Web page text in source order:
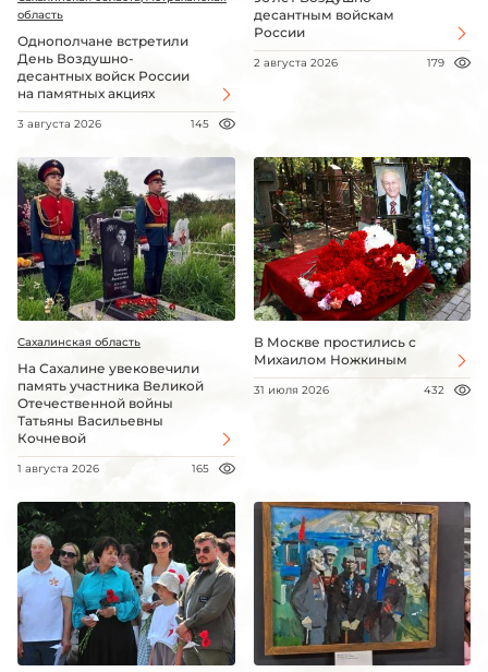
область
Однополчане встретили
День Воздушно-
десантных войск России
на памятных акциях
3 августа 2026 145
десантным войскам
России
2 августа 2026 179
Сахалинская область
На Сахалине увековечили
память участника Великой
Отечественной войны
Татьяны Васильевны
Кочневой
1 августа 2026 165
В Москве простились с
Михаилом Ножкиным
31 июля 2026 432